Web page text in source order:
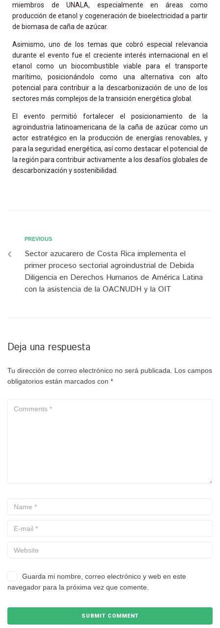
miembros de UNALA, especialmente en áreas como
producción de etanol y cogeneración de bioelectricidad a partir
de biomasa de caña de azúcar.
Asimismo, uno de los temas que cobró especial relevancia
durante el evento fue el creciente interés internacional en el
etanol como un biocombustible viable para el transporte
marítimo, posicionándolo como una alternativa con alto
potencial para contribuir a la descarbonización de uno de los
sectores más complejos de la transición energética global.
El evento permitió fortalecer el posicionamiento de la
agroindustria latinoamericana de la caña de azúcar como un
actor estratégico en la producción de energías renovables, y
para la seguridad energética, así como destacar el potencial de
la región para contribuir activamente a los desafíos globales de
descarbonización y sostenibilidad.
PREVIOUS
Sector azucarero de Costa Rica implementa el
primer proceso sectorial agroindustrial de Debida
Diligencia en Derechos Humanos de América Latina
con la asistencia de la OACNUDH y la OIT
Deja una respuesta
Tu dirección de correo electrónico no será publicada.
Los campos
obligatorios están marcados con *
Guarda mi nombre, correo electrónico y web en este
navegador para la próxima vez que comente.